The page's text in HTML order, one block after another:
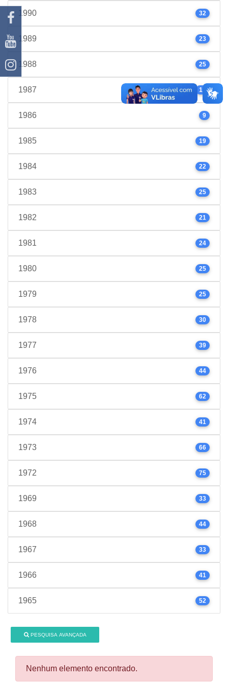
1990 32
1989 23
1988 25
1987 17
1986 9
1985 19
1984 22
1983 25
1982 21
1981 24
1980 25
1979 25
1978 30
1977 39
1976 44
1975 62
1974 41
1973 66
1972 75
1969 33
1968 44
1967 33
1966 41
1965 52
PESQUISA AVANÇADA
Nenhum elemento encontrado.